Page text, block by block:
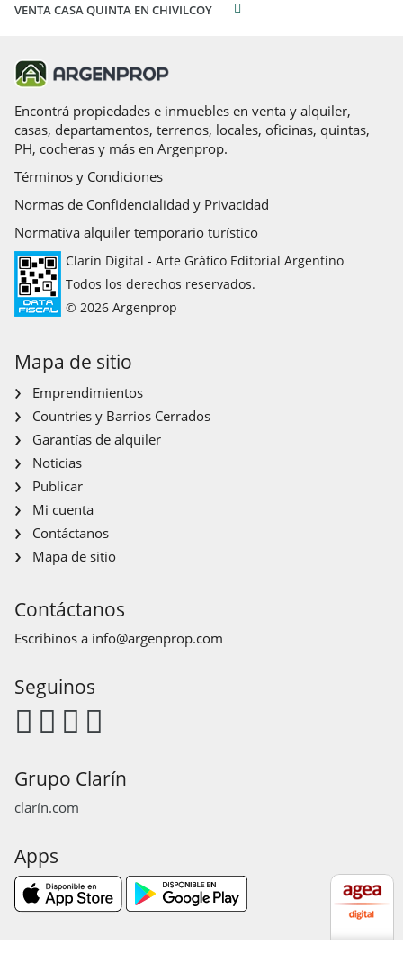
VENTA CASA QUINTA EN CHIVILCOY
Encontrá propiedades e inmuebles en venta y alquiler,
casas, departamentos, terrenos, locales, oficinas, quintas,
PH, cocheras y más en Argenprop.
Términos y Condiciones
Normas de Confidencialidad y Privacidad
Normativa alquiler temporario turístico
Clarín Digital - Arte Gráfico Editorial Argentino
Todos los derechos reservados.
© 2026 Argenprop
Mapa de sitio
Emprendimientos
Countries y Barrios Cerrados
Garantías de alquiler
Noticias
Publicar
Mi cuenta
Contáctanos
Mapa de sitio
Contáctanos
Escribinos a info@argenprop.com
Seguinos
Grupo Clarín
clarín.com
Apps